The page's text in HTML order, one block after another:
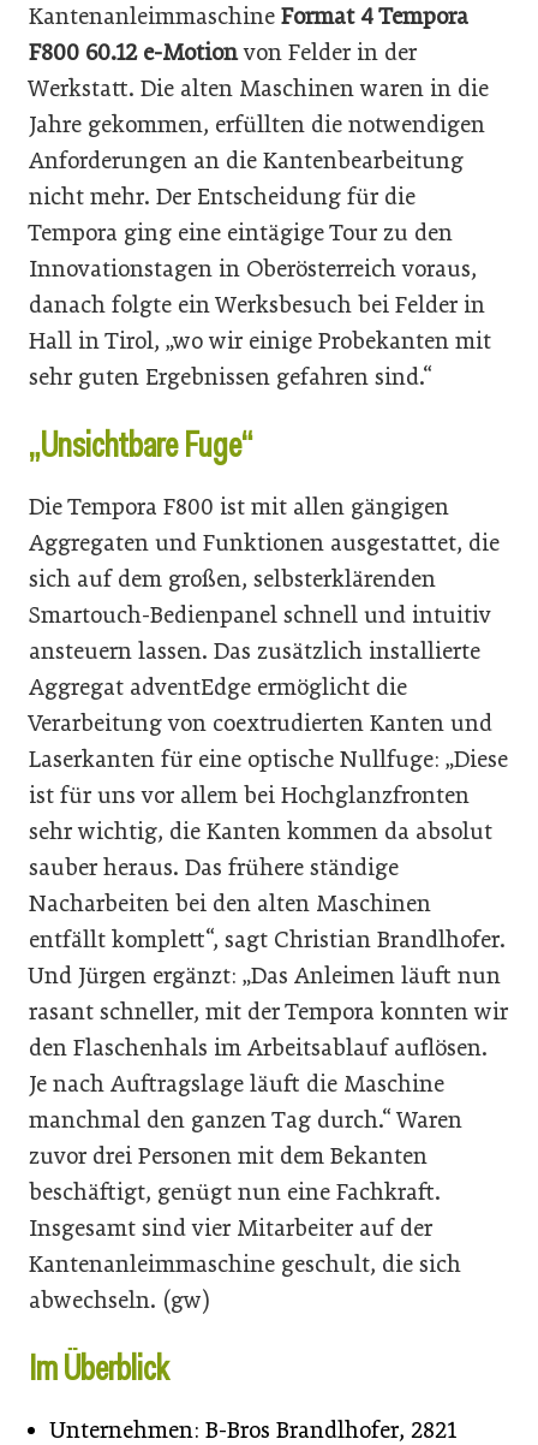
Kantenanleimmaschine Format 4 Tempora
F800 60.12 e-Motionvon Felder in der
Werkstatt. Die alten Maschinen waren in die
Jahre gekommen, erfüllten die notwendigen
Anforderungen an die Kantenbearbeitung
nicht mehr. Der Entscheidung für die
Tempora ging eine eintägige Tour zu den
Innovationstagen in Oberösterreich voraus,
danach folgte ein Werksbesuch bei Felder in
Hall in Tirol, „wo wir einige Probekanten mit
sehr guten Ergebnissen gefahren sind.“
„Unsichtbare Fuge“
Die Tempora F800 ist mit allen gängigen
Aggregaten und Funktionen ausgestattet, die
sich auf dem großen, selbsterklärenden
Smartouch-Bedienpanel schnell und intuitiv
ansteuern lassen. Das zusätzlich installierte
Aggregat adventEdge ermöglicht die
Verarbeitung von coextrudierten Kanten und
Laserkanten für eine optische Nullfuge: „Diese
ist für uns vor allem bei Hochglanzfronten
sehr wichtig, die Kanten kommen da absolut
sauber heraus. Das frühere ständige
Nacharbeiten bei den alten Maschinen
entfällt komplett“, sagt Christian Brandlhofer.
Und Jürgen ergänzt: „Das Anleimen läuft nun
rasant schneller, mit der Tempora konnten wir
den Flaschenhals im Arbeitsablauf auflösen.
Je nach Auftragslage läuft die Maschine
manchmal den ganzen Tag durch.“ Waren
zuvor drei Personen mit dem Bekanten
beschäftigt, genügt nun eine Fachkraft.
Insgesamt sind vier Mitarbeiter auf der
Kantenanleimmaschine geschult, die sich
abwechseln. (gw)
Im Überblick
Unternehmen: B-Bros Brandlhofer, 2821